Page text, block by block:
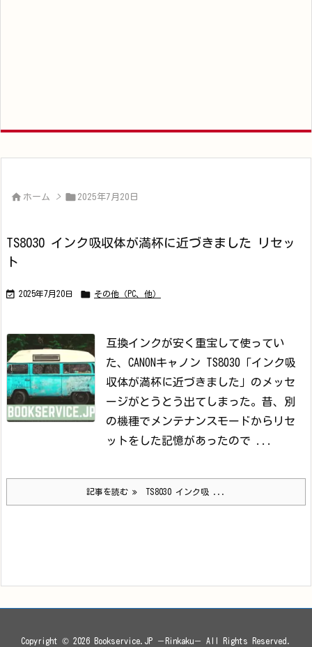
 ホーム >  2025年7月20日
TS8030 インク吸収体が満杯に近づきました リセッ
ト
 2025年7月20日  その他（PC、他）
互換インクが安く重宝して使ってい
た、CANONキャノン TS8030 「インク吸
収体が満杯に近づきました」のメッセ
ージがとうとう出てしまった。 昔、別
の機種でメンテナンスモードからリセ
ットをした記憶があったので ...
記事を読む TS8030 インク吸 ...
Copyright © 2026 Bookservice.JP －Rinkaku－ All Rights Reserved.